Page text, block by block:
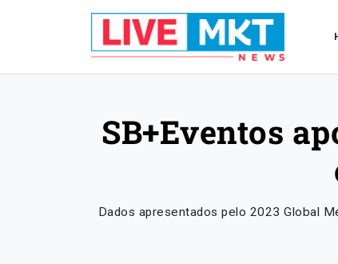
SB+Eventos
Dados apresentados pelo 2023 Global